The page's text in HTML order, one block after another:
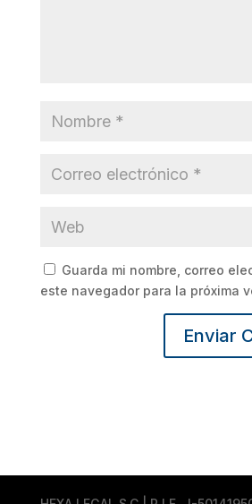
Guarda mi nombre, correo
este navegador para la próxima